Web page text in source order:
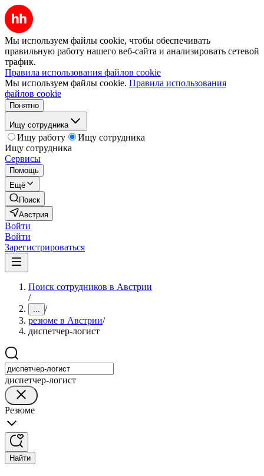
Мы используем файлы cookie, чтобы обеспечивать
правильную работу нашего веб-сайта и анализировать сетевой
трафик.
Правила использования файлов cookie
Мы используем файлы cookie. Правила использования
файлов cookie
Понятно
Ищу сотрудника
Ищу работу
Ищу сотрудника
Ищу сотрудника
Сервисы
Помощь
Ещё
Поиск
Австрия
Войти
Войти
Зарегистрироваться
Поиск сотрудников в Австрии
/
... /
резюме в Австрии/
диспетчер-логист
диспетчер-логист
Резюме
Найти